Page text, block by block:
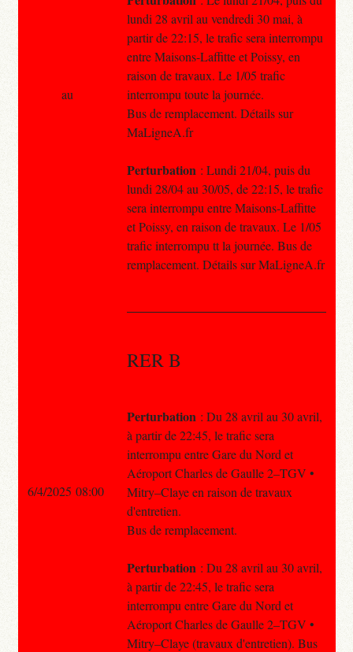
lundi 28 avril au vendredi 30 mai, à
partir de 22:15, le trafic sera interrompu
entre Maisons-Laffitte et Poissy, en
raison de travaux. Le 1/05 trafic
interrompu toute la journée.
Bus de remplacement. Détails sur
MaLigneA.fr
Perturbation : Lundi 21/04, puis du
lundi 28/04 au 30/05, de 22:15, le trafic
sera interrompu entre Maisons-Laffitte
et Poissy, en raison de travaux. Le 1/05
trafic interrompu tt la journée. Bus de
remplacement. Détails sur MaLigneA.fr
RER B
Perturbation : Du 28 avril au 30 avril,
à partir de 22:45, le trafic sera
interrompu entre Gare du Nord et
Aéroport Charles de Gaulle 2–TGV •
Mitry–Claye en raison de travaux
d'entretien.
Bus de remplacement.
Perturbation : Du 28 avril au 30 avril,
à partir de 22:45, le trafic sera
interrompu entre Gare du Nord et
Aéroport Charles de Gaulle 2–TGV •
Mitry–Claye (travaux d'entretien). Bus
au
6/4/2025 08:00